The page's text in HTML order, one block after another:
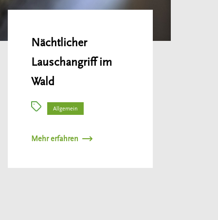
Nächtlicher
Lauschangriff im
Wald
Allgemein
Mehr erfahren